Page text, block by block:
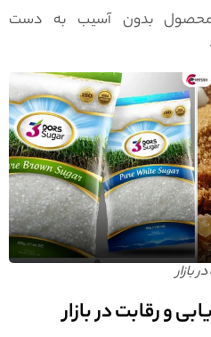
بدون آسیب به دست
بازار
و رقابت در بازار